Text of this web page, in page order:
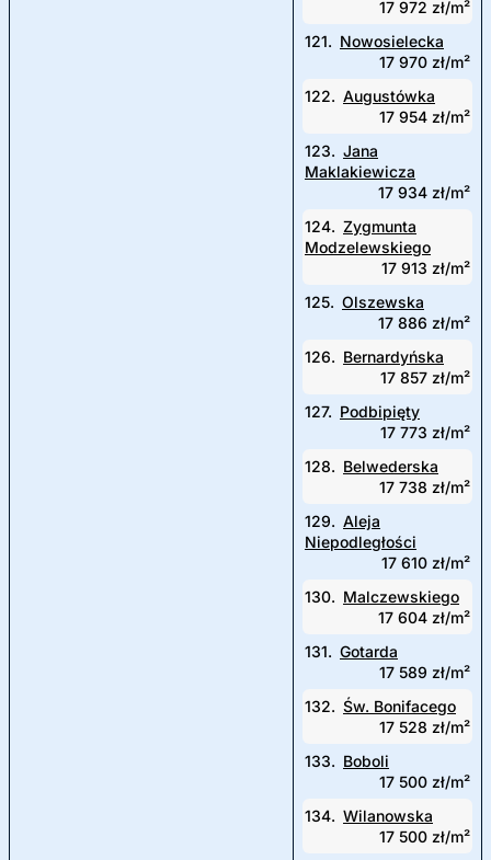
17 972 zł/m²
121. Nowosielecka
17 970 zł/m²
122. Augustówka
17 954 zł/m²
123. Jana
Maklakiewicza
17 934 zł/m²
124. Zygmunta
Modzelewskiego
17 913 zł/m²
125. Olszewska
17 886 zł/m²
126. Bernardyńska
17 857 zł/m²
127. Podbipięty
17 773 zł/m²
128. Belwederska
17 738 zł/m²
129. Aleja
Niepodległości
17 610 zł/m²
130. Malczewskiego
17 604 zł/m²
131. Gotarda
17 589 zł/m²
132. Św. Bonifacego
17 528 zł/m²
133. Boboli
17 500 zł/m²
134. Wilanowska
17 500 zł/m²